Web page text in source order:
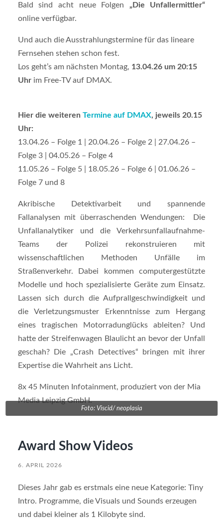
Bald sind acht neue Folgen „Die Unfallermittler“
online verfügbar.
Und auch die Ausstrahlungstermine für das lineare
Fernsehen stehen schon fest.
Los geht’s am nächsten Montag, 13.04.26 um 20:15
Uhrim Free-TV auf DMAX.
Hier die weiteren Termine auf DMAX, jeweils 20.15
Uhr:
13.04.26 – Folge 1 | 20.04.26 – Folge 2 | 27.04.26 –
Folge 3 | 04.05.26 – Folge 4
11.05.26 – Folge 5 | 18.05.26 – Folge 6 | 01.06.26 –
Folge 7 und 8
Akribische Detektivarbeit und spannende
Fallanalysen mit überraschenden Wendungen: Die
Unfallanalytiker und die Verkehrsunfallaufnahme-
Teams der Polizei rekonstruieren mit
wissenschaftlichen Methoden Unfälle im
Straßenverkehr. Dabei kommen computergestützte
Modelle und hoch spezialisierte Geräte zum Einsatz.
Lassen sich durch die Aufprallgeschwindigkeit und
die Verletzungsmuster Erkenntnisse zum Hergang
eines tragischen Motorradunglücks ableiten? Und
hatte der Streifenwagen Blaulicht an bevor der Unfall
geschah? Die „Crash Detectives“ bringen mit ihrer
Expertise die Wahrheit ans Licht.
8x 45 Minuten Infotainment, produziert von der Mia
Media Leipzig GmbH.
Foto: Viscid/ neoplasia
Award Show Videos
6. APRIL 2026
Dieses Jahr gab es erstmals eine neue Kategorie: Tiny
Intro. Programme, die Visuals und Sounds erzeugen
und dabei kleiner als 1 Kilobyte sind.